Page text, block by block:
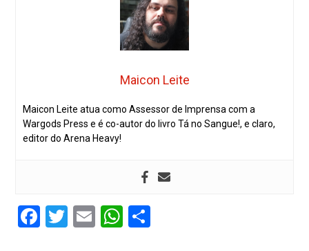
Maicon Leite
Maicon Leite atua como Assessor de Imprensa com a
Wargods Press e é co-autor do livro Tá no Sangue!, e claro,
editor do Arena Heavy!
Facebook
Twitter
EmailWhatsApp